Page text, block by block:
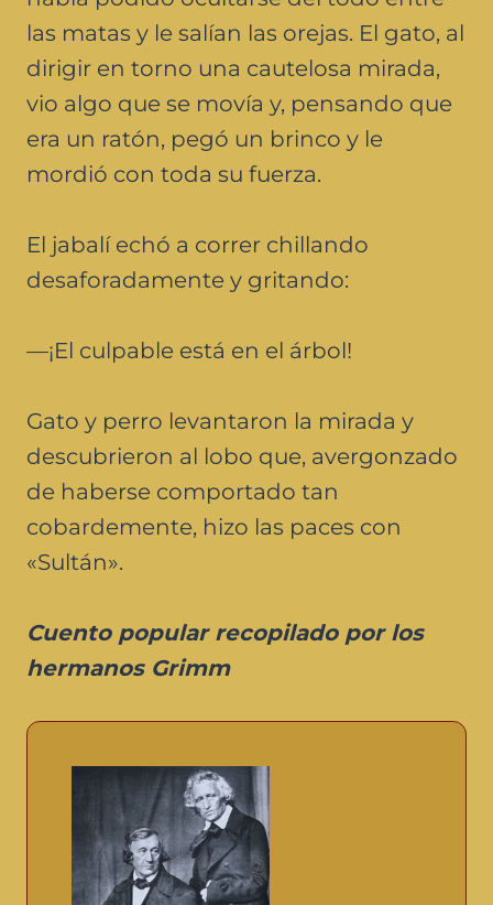
las matas y le salían las orejas. El gato, al
dirigir en torno una cautelosa mirada,
vio algo que se movía y, pensando que
era un ratón, pegó un brinco y le
mordió con toda su fuerza.
El jabalí echó a correr chillando
desaforadamente y gritando:
—¡El culpable está en el árbol!
Gato y perro levantaron la mirada y
descubrieron al lobo que, avergonzado
de haberse comportado tan
cobardemente, hizo las paces con
«Sultán».
Cuento popular recopilado por los
hermanos Grimm